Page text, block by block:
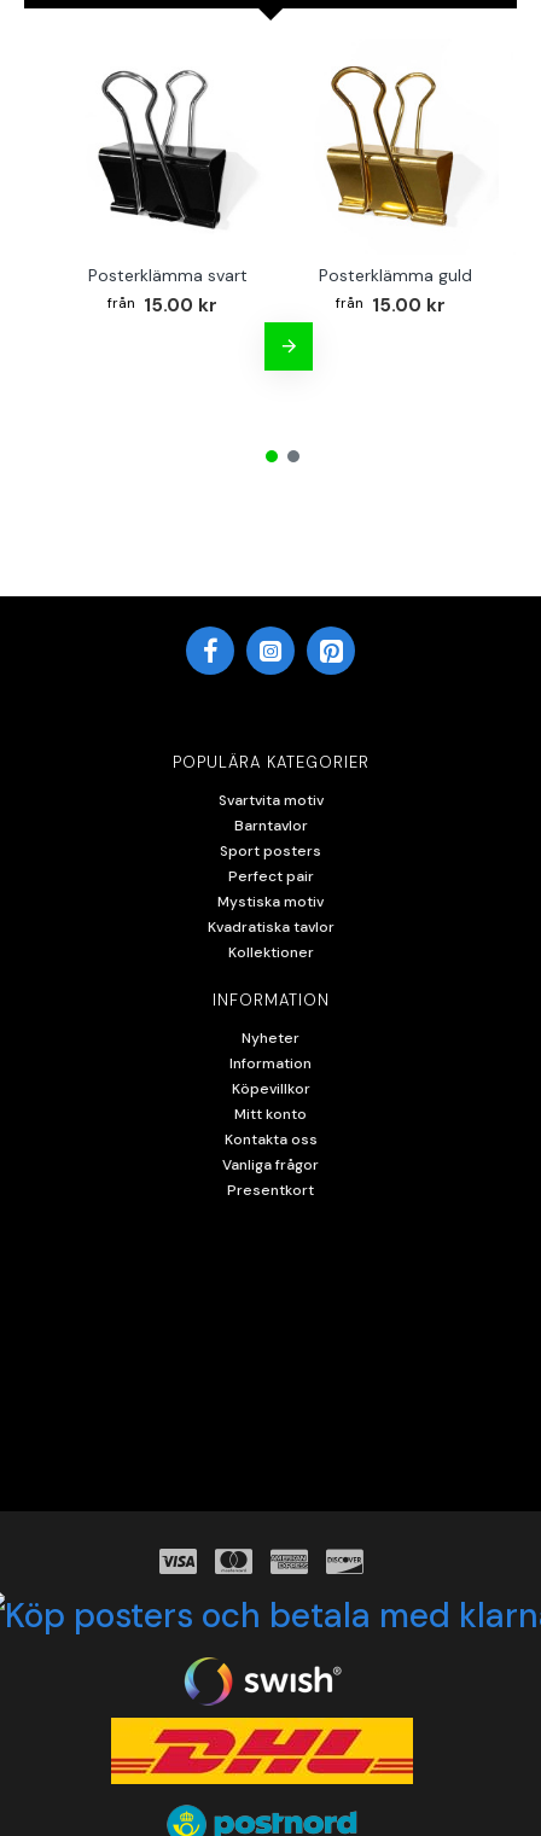
Posterklämma svart
15.00 kr
Posterklämma guld
15.00 kr
POPULÄRA KATEGORIER
Svartvita motiv
Barntavlor
Sport posters
Perfect pair
Mystiska motiv
Kvadratiska tavlor
Kollektioner
INFORMATION
Nyheter
Information
Köpevillkor
Mitt konto
Kontakta oss
Vanliga frågor
Presentkort